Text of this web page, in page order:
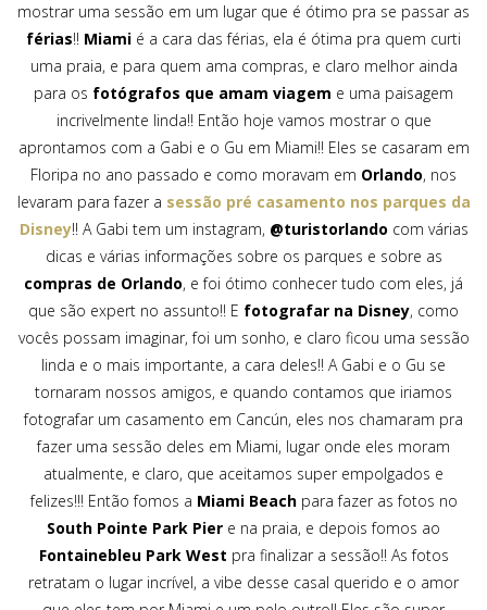
mostrar uma sessão em um lugar que é ótimo pra se passar as
férias!! Miami é a cara das férias, ela é ótima pra quem curti
uma praia, e para quem ama compras, e claro melhor ainda
para os fotógrafos que amam viagem e uma paisagem
incrivelmente linda!! Então hoje vamos mostrar o que
aprontamos com a Gabi e o Gu em Miami!! Eles se casaram em
Floripa no ano passado e como moravam em Orlando, nos
levaram para fazer a sessão pré casamento nos parques da
Disney!! A Gabi tem um instagram, @turistorlando com várias
dicas e várias informações sobre os parques e sobre as
compras de Orlando, e foi ótimo conhecer tudo com eles, já
que são expert no assunto!! E fotografar na Disney, como
vocês possam imaginar, foi um sonho, e claro ficou uma sessão
linda e o mais importante, a cara deles!! A Gabi e o Gu se
tornaram nossos amigos, e quando contamos que iriamos
fotografar um casamento em Cancún, eles nos chamaram pra
fazer uma sessão deles em Miami, lugar onde eles moram
atualmente, e claro, que aceitamos super empolgados e
felizes!!! Então fomos a Miami Beachpara fazer as fotos no
South Pointe Park Pier e na praia, e depois fomos ao
Fontainebleu Park West pra finalizar a sessão!! As fotos
retratam o lugar incrível, a vibe desse casal querido e o amor